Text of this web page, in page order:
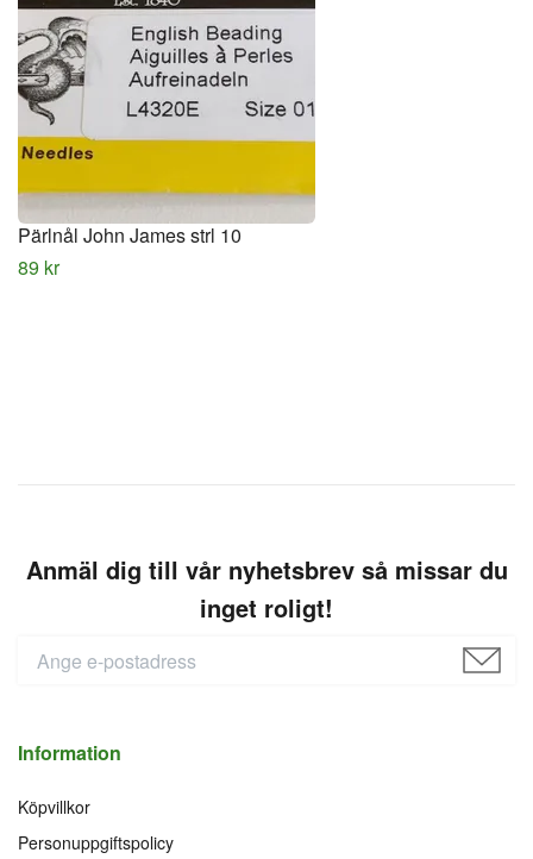
Pärlnål John James strl 10
89 kr
Anmäl dig till vår nyhetsbrev så missar du
inget roligt!
Information
Köpvillkor
Personuppgiftspolicy